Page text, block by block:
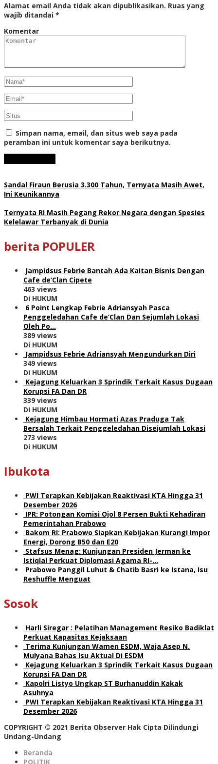
Alamat email Anda tidak akan dipublikasikan. Ruas yang
wajib ditandai *
Komentar
Simpan nama, email, dan situs web saya pada
peramban ini untuk komentar saya berikutnya.
Sandal Firaun Berusia 3.300 Tahun, Ternyata Masih Awet,
Ini Keunikannya
Ternyata RI Masih Pegang Rekor Negara dengan Spesies
Kelelawar Terbanyak di Dunia
berita POPULER
Jampidsus Febrie Bantah Ada Kaitan Bisnis Dengan
Cafe de’Clan Cipete
463 views
Di HUKUM
6 Point Lengkap Febrie Adriansyah Pasca
Penggeledahan Cafe de’Clan Dan Sejumlah Lokasi
Oleh Po…
389 views
Di HUKUM
Jampidsus Febrie Adriansyah Mengundurkan Diri
349 views
Di HUKUM
Kejagung Keluarkan 3 Sprindik Terkait Kasus Dugaan
Korupsi FA Dan DR
339 views
Di HUKUM
Kejagung Himbau Hormati Azas Praduga Tak
Bersalah Terkait Penggeledahan Disejumlah Lokasi
273 views
Di HUKUM
Ibukota
PWI Terapkan Kebijakan Reaktivasi KTA Hingga 31
Desember 2026
IPR: Potongan Komisi Ojol 8 Persen Bukti Kehadiran
Pemerintahan Prabowo
Bakom RI: Prabowo Siapkan Kebijakan Kurangi Impor
Energi, Dorong B50 dan E20
Stafsus Menag: Kunjungan Presiden Jerman ke
Istiqlal Perkuat Diplomasi Agama RI-…
Prabowo Panggil Luhut & Chatib Basri ke Istana, Isu
Reshuffle Menguat
Sosok
Harli Siregar : Pelatihan Management Resiko Badiklat
Perkuat Kapasitas Kejaksaan
Terima Kunjungan Wamen ESDM, Waja Asep N.
Mulyana Bahas Isu Aktual Di ESDM
Kejagung Keluarkan 3 Sprindik Terkait Kasus Dugaan
Korupsi FA Dan DR
Kapolri Listyo Ungkap ST Burhanuddin Kakak
Asuhnya
PWI Terapkan Kebijakan Reaktivasi KTA Hingga 31
Desember 2026
COPYRIGHT © 2021 Berita Observer Hak Cipta Dilindungi
Undang-Undang
Beranda
POLITIK